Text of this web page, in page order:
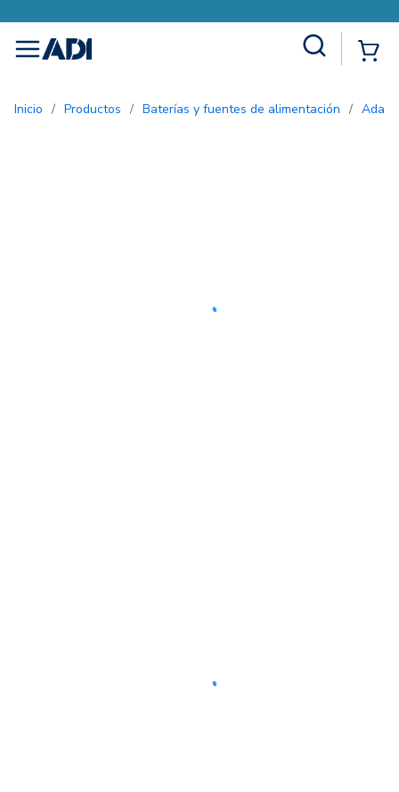
menu
Inicio / Productos / Baterías y fuentes de alimentación /